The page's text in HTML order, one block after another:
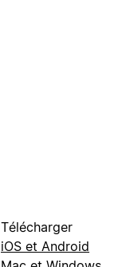
Télécharger
iOS et Android